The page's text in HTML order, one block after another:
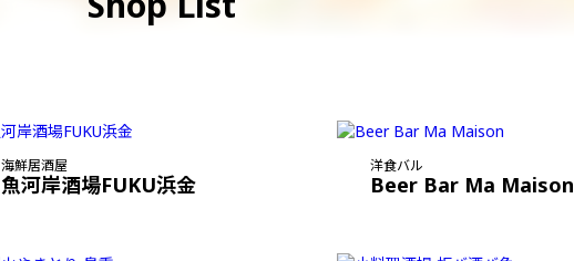
海鮮居酒屋
魚河岸酒場FUKU浜金
洋食バル
Beer Bar Ma Maison